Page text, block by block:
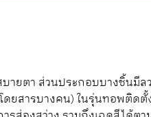
สบายตา ส่วนประกอบบางชิ้น
ยสารบางคน) ในรุ่นทอพติดตั้